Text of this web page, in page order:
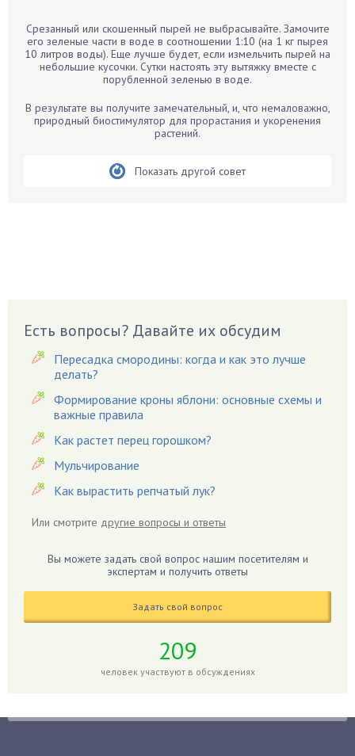
Бархатцы
Бегония
Бирючина
Бобовые
Вредители
Гардения
Гацания
Гвоздики
Георгины
Герань
Гиацинт
Гибискус
Гладиолусы
Голубика
Груши
Срезанный или скошенный пырей не выбрасывайте. Замочите
его зеленые части в воде в соотношении 1:10 (на 1 кг пырея
10 литров воды). Еще лучше будет, если измельчить пырей на
небольшие кусочки. Сутки настоять эту вытяжку вместе с
порубленной зеленью в воде.
В результате вы получите замечательный, и, что немаловажно,
природный биостимулятор для прорастания и укоренения
растений.
Показать другой совет
Есть вопросы? Давайте их обсудим
Пересадка смородины: когда и как это лучше
делать?
Формирование кроны яблони: основные схемы и
важные правила
Как растет перец горошком?
Мульчирование
Как вырастить репчатый лук?
Или смотрите другие вопросы и ответы
Вы можете задать свой вопрос нашим посетителям и
экспертам и получить ответы
Задать свой вопрос
209
человек участвуют в обсуждениях